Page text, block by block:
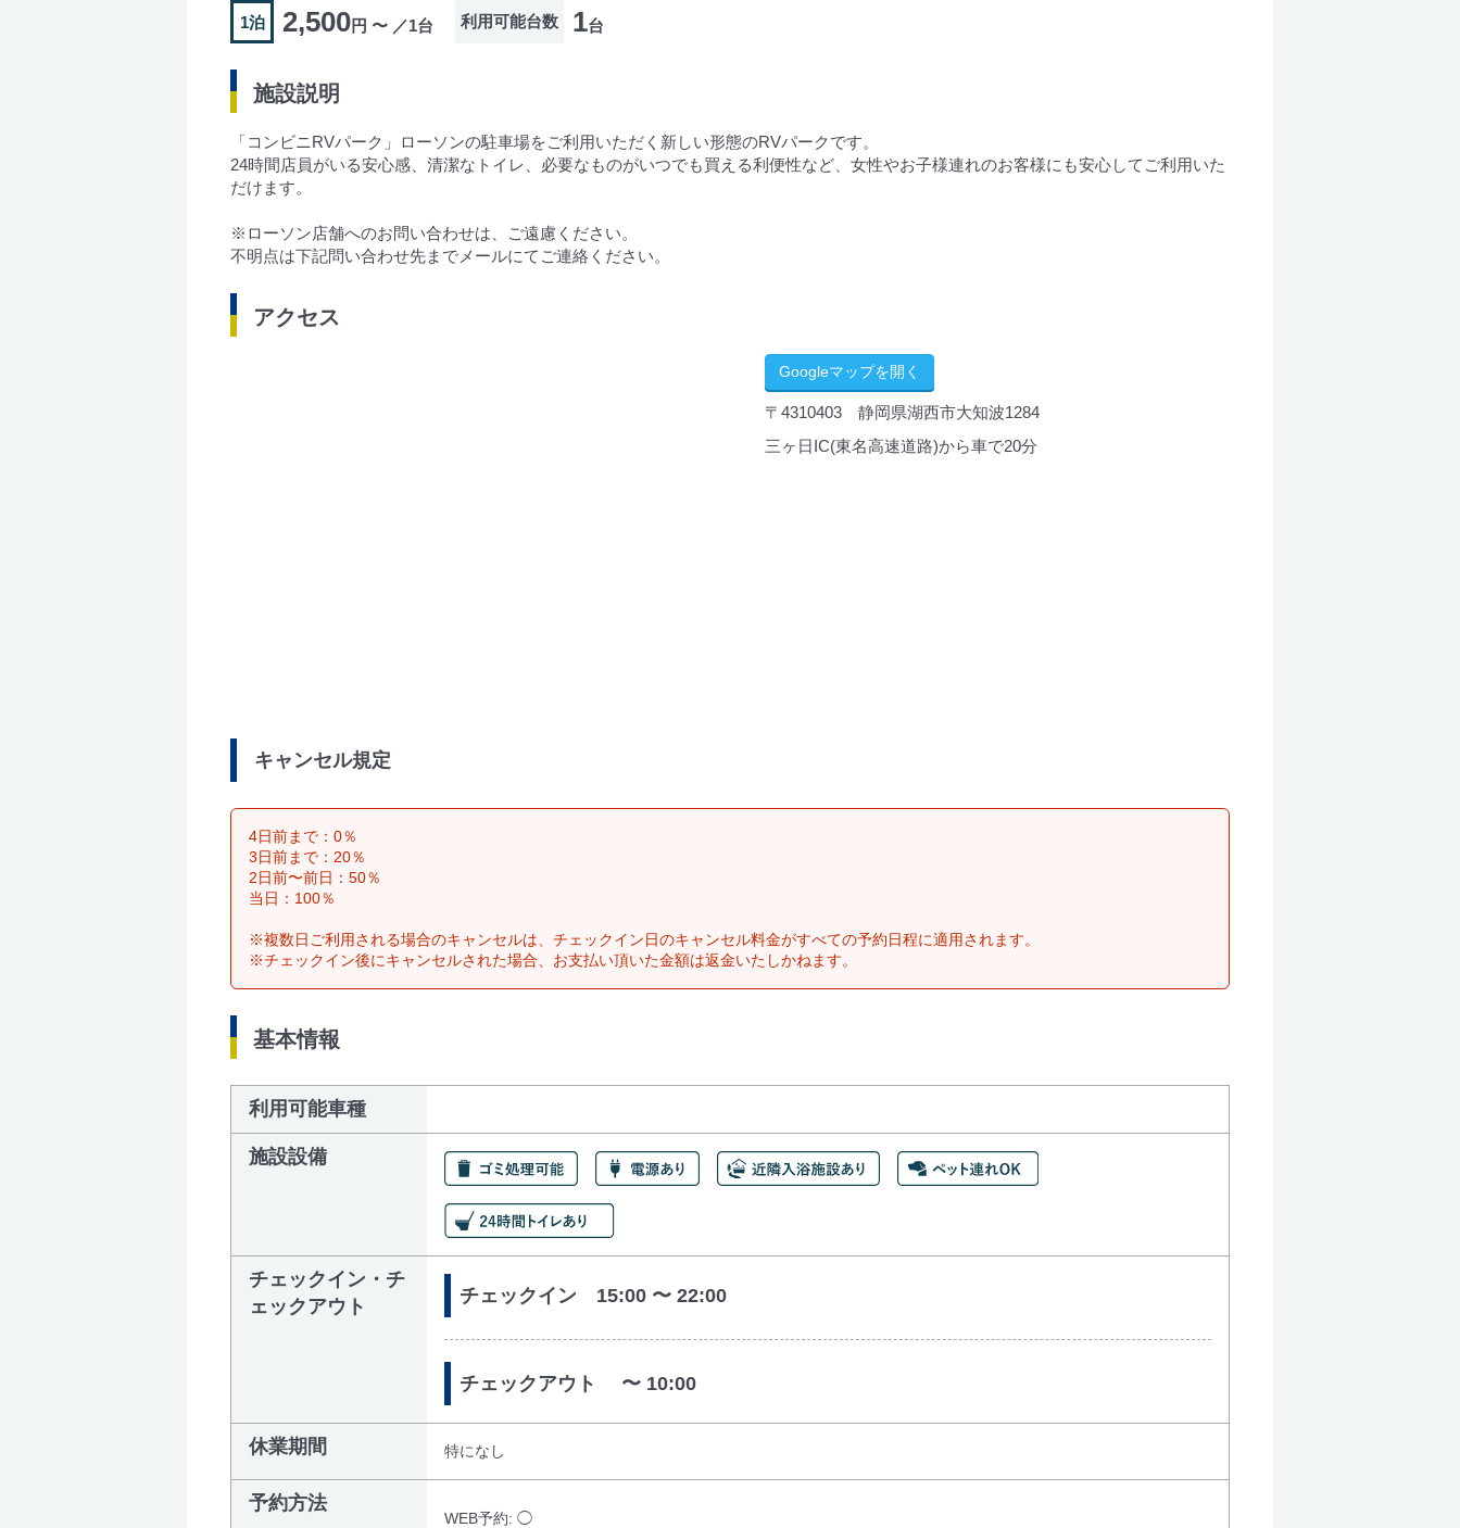
1泊 2,500円 〜 ／1台 利用可能台数 1台
施設説明
「コンビニRVパーク」ローソンの駐車場をご利用いただく新しい形態のRVパークです。
24時間店員がいる安心感、清潔なトイレ、必要なものがいつでも買える利便性など、女性やお子様連れのお客様にも安心してご利用いた
だけます。
※ローソン店舗へのお問い合わせは、ご遠慮ください。
不明点は下記問い合わせ先までメールにてご連絡ください。
アクセス
Googleマップを開く
〒4310403 静岡県湖西市大知波1284
三ヶ日IC(東名高速道路)から車で20分
キャンセル規定
4日前まで：0％
3日前まで：20％
2日前〜前日：50％
当日：100％
※複数日ご利用される場合のキャンセルは、チェックイン日のキャンセル料金がすべての予約日程に適用されます。
※チェックイン後にキャンセルされた場合、お支払い頂いた金額は返金いたしかねます。
基本情報
利用可能車種
施設設備
チェックイン・チ
ェックアウト
チェックイン 15:00 〜 22:00
チェックアウト 〜 10:00
休業期間 特になし
予約方法
WEB予約: ◯